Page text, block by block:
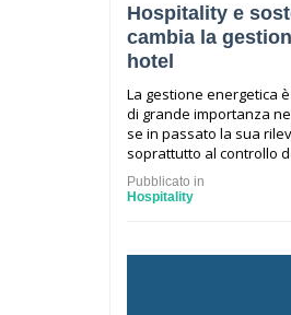
Hospitality e
cambia la
hotel
La gestione energetica
di grande importanza
se in passato la sua
soprattutto al controllo
Pubblicato in
Hospitality